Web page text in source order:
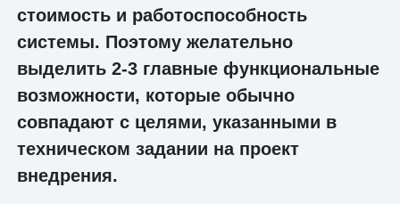
стоимость и работоспособность
системы. Поэтому желательно
выделить 2-3 главные функциональные
возможности, которые обычно
совпадают с целями, указанными в
техническом задании на проект
внедрения.